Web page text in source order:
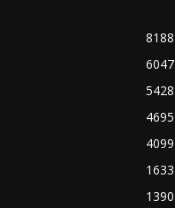
8188
6047
5428
4695
4099
1633
1390